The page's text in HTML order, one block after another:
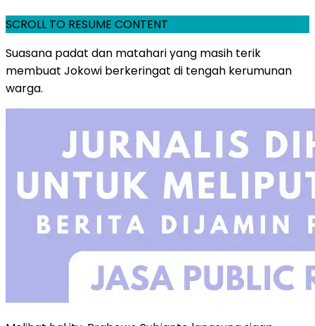
SCROLL TO RESUME CONTENT
Suasana padat dan matahari yang masih terik
membuat Jokowi berkeringat di tengah kerumunan
warga.